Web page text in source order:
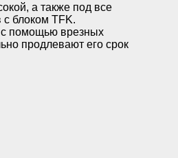
а также под все
блоком TFK.
с помощью врезных
продлевают его срок